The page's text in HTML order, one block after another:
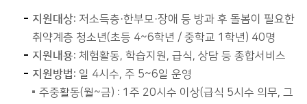
지원대상: 저소득층·한부모·장애 등 방과 후 돌봄이 필요한
취약계층 청소년(초등 4~6학년 / 중학교 1학년) 40명
지원내용: 체험활동, 학습지원, 급식, 상담 등 종합서비스
지원방법: 일 4시수, 주 5~6일 운영
주중활동(월~금) : 1주 20시수 이상(급식 5시수 의무, 그